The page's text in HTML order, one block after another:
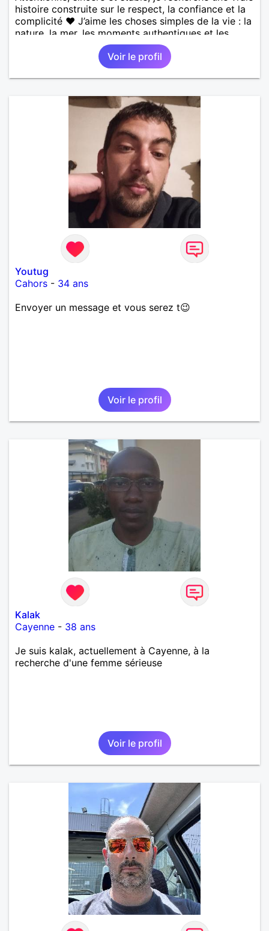
histoire construite sur le respect, la confiance et la
complicité ❤️ J’aime les choses simples de la vie : la
nature, la mer, les moments authentiques et les
personnes au grand cœur 🌊🌿 Très câlin et
affectueux, j’adore les petits moments de tendresse
et les calinous réguliers 😊❤️ La solitude finit parfois
par peser, alors si tu es en Nouvelle-Calédonie et
temps de discuter… et laissons l’avenir nous guider
Voir le profil
Youtug
Cahors - 34 ans
Envoyer un message et vous serez t😉
Voir le profil
Kalak
Cayenne - 38 ans
Je suis kalak, actuellement à Cayenne, à la
recherche d'une femme sérieuse
Voir le profil